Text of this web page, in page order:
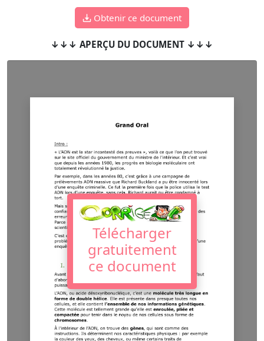
Obtenir ce document
↓↓↓ APERÇU DU DOCUMENT ↓↓↓
Télécharger
gratuitement
ce document